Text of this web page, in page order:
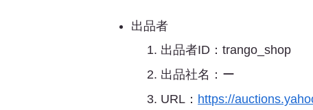
出品者
出品者ID：trango_shop
出品社名：ー
URL： https://